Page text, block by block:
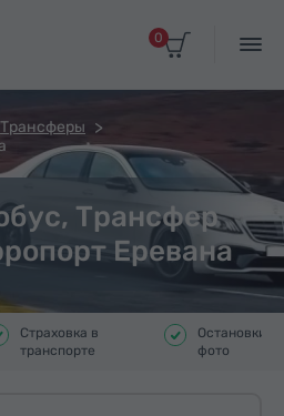
0
Трансферы
Трансфер
Еревана
Страховка в
транспорте
Остановки
фото